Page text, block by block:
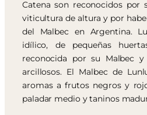
Catena son reconocidos por
viticultura de altura y por
del Malbec en Argentina.
idílico, de pequeñas
reconocida por su Malbec
arcillosos. El Malbec de
aromas a frutos negros y
paladar medio y taninos